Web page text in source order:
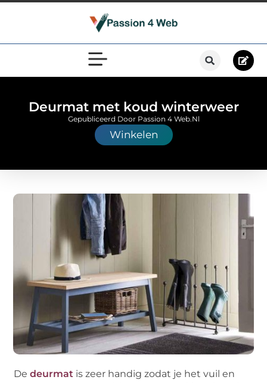
Deurmat met koud winterweer
Winkelen
Gepubliceerd Door Passion 4 Web.nl
Dedeurmat is zeer handig zodat je het vuil en